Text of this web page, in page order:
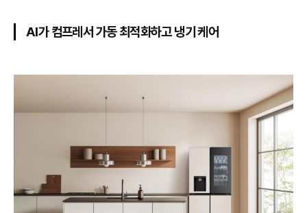
AI가 컴프레서 가동 최적화하고 냉기 케어